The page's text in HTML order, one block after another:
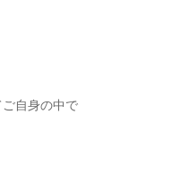
自身の中で